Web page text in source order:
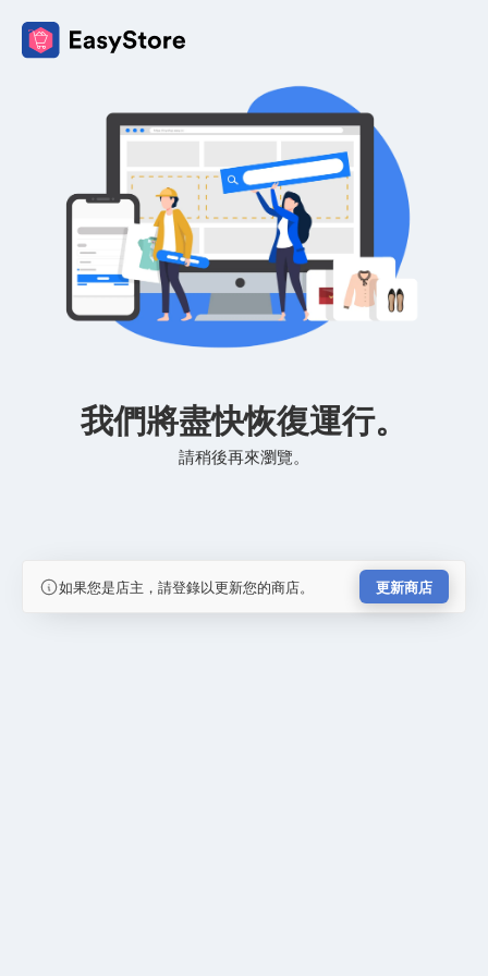
我們將盡快恢復運行。
請稍後再來瀏覽。
如果您是店主，請登錄以更新您的商店。 更新商店